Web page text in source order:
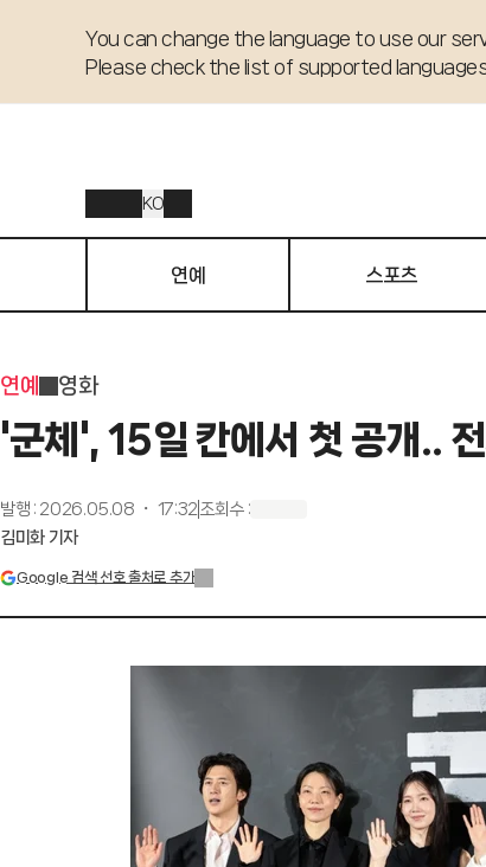
You can change the language to use our
Please check the list of supported
KO
연예 스포츠
연예 영화
'군체', 15일 칸에서 첫 공개.. 전
발행 : 2026.05.08 ・ 17:32 조회수:
김미화 기자
Google 검색 선호 출처로 추가